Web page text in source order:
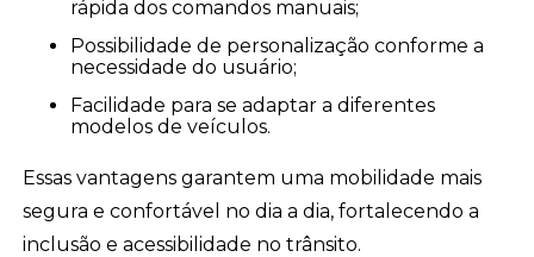
rápida dos comandos manuais;
Possibilidade de personalização conforme a
necessidade do usuário;
Facilidade para se adaptar a diferentes
modelos de veículos.
Essas vantagens garantem uma mobilidade mais
segura e confortável no dia a dia, fortalecendo a
inclusão e acessibilidade no trânsito.